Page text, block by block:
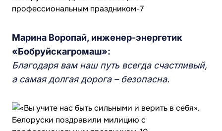
Марина Воропай, инженер-энергетик
«Бобруйскагромаш»:
Благодаря вам наш путь всегда счастливый,
а самая долгая дорога – безопасна.